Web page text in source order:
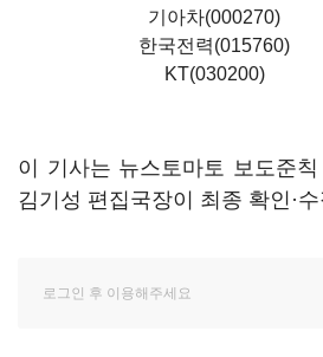
기아차(000270)
한국전력(015760)
KT(030200)
이 기사는 뉴스토마토 보도준
김기성 편집국장이 최종 확인·